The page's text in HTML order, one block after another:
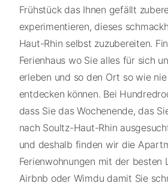
Frühstück das Ihnen gefällt
experimentieren, dieses
Haut-Rhin selbst zuzubereiten.
Ferienhaus wo Sie alles für sich
erleben und so den Ort so wie
entdecken können. Bei
dass Sie das Wochenende, das
nach Soultz-Haut-Rhin
und deshalb finden wir die
Ferienwohnungen mit der besten
Airbnb oder Wimdu damit Sie